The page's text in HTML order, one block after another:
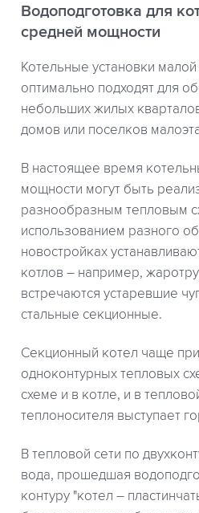
Водоподготовка для
средней мощности
Котельные установки
оптимально подходят для
небольших жилых
домов или поселков
В настоящее время
мощности могут быть
разнообразным тепловым
использованием разного
новостройках
котлов – например,
встречаются устаревшие
стальные секционные.
Секционный котел чаще
одноконтурных тепловых
схеме и в котле, и в
теплоносителя выступает
В тепловой сети по
вода, прошедшая
контуру "котел –